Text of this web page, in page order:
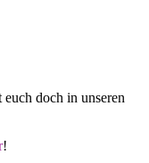
doch in unseren
!